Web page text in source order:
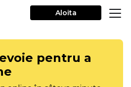
Aloita
pentru a